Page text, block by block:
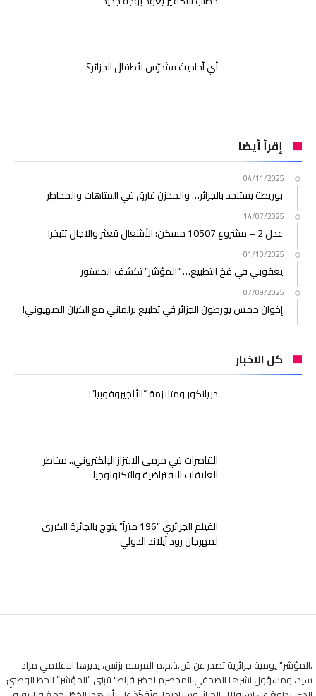
أي أحاديث ستُدرَّس لأطفال الجزائر؟
إقرأ أيضا
04/11/2025
بوريطة يستنجد بالجزائر… والمخزن غارق في المتاهات والمخاطر
14/07/2025
عدل 2 – مشروع 10507 مسكن: الأشغال تتعثر والآجال تتبخر!
01/10/2025
يعقوبي في فخ التطبيع… “المؤشر” تكشف المستور
07/09/2025
إخوان حمس يورطون الجزائر في تطبيع برلماني مع الكيان الصهيوني!
كل الاخبار
دريانكور ومتلازمة “الألجيروفوبيا”!
القاصرات في مرمى الابتزاز الإلكتروني.. مخاطر
العلاقات الافتراضية والتكنولوجيا
الفيلم الجزائري “196 متراً” يتوج بالجائزة الكبرى
لمهرجان رود آيلاند الدولي
.المؤشر" يومية جزائرية تصدر عن ش.ذ.م.م المرسم بزنس، يديرها الاعلامي مراد
سيد، ومسؤول نشرها الصحفي المخصرم لخضر فراط" تتبنى “المؤشر” الخط الوطنيّ